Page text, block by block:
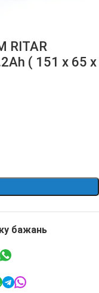
RITAR
( 151 х 65 х
бажань